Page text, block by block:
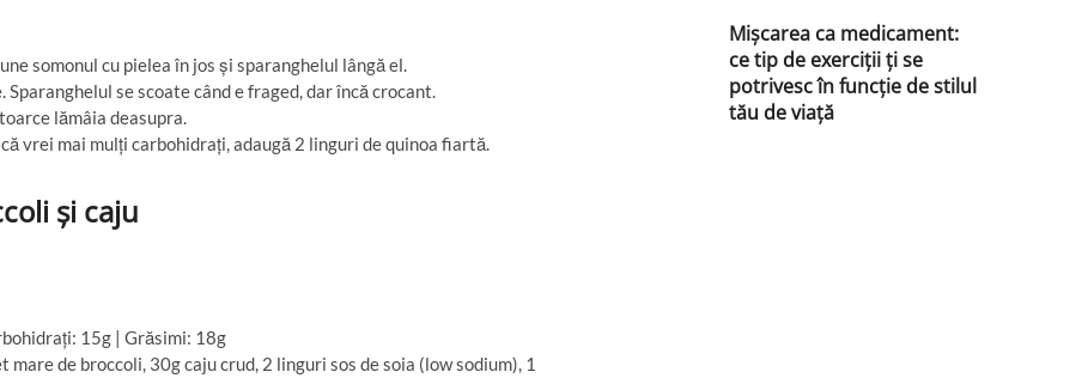
somonul cu pielea în jos și sparanghelul lângă el.
se scoate când e fraged, dar încă crocant.
lămâia deasupra.
vrei mai mulți carbohidrați, adaugă 2 linguri de quinoa fiartă.
și caju
15g | Grăsimi: 18g
de broccoli, 30g caju crud, 2 linguri sos de soia (low sodium), 1
Mișcarea ca medicament:
ce tip de exerciții ți se
potrivesc în funcție de stilul
tău de viață